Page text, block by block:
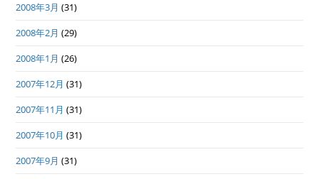
2008年3月 (31)
2008年2月 (29)
2008年1月 (26)
2007年12月 (31)
2007年11月 (31)
2007年10月 (31)
2007年9月 (31)